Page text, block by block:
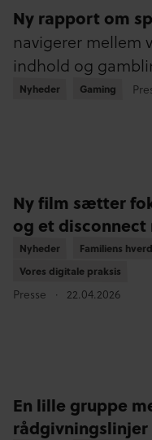
Ny rapport om
navigerer mellem
indhold og
Nyheder
Nyheder Gaming
Gaming
Ny film sætter
og et
Nyheder
Nyheder Familiens
Familiens
Vores digitale praksis
Vores digitale praksis
Presse 22.04.2026
En lille gruppe
rådgivningslinjer